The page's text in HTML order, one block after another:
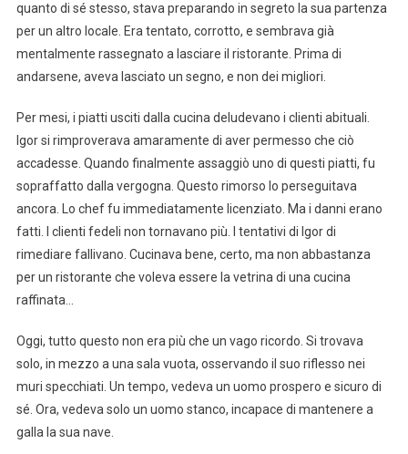
quanto di sé stesso, stava preparando in segreto la sua partenza
per un altro locale. Era tentato, corrotto, e sembrava già
mentalmente rassegnato a lasciare il ristorante. Prima di
andarsene, aveva lasciato un segno, e non dei migliori.
Per mesi, i piatti usciti dalla cucina deludevano i clienti abituali.
Igor si rimproverava amaramente di aver permesso che ciò
accadesse. Quando finalmente assaggiò uno di questi piatti, fu
sopraffatto dalla vergogna. Questo rimorso lo perseguitava
ancora. Lo chef fu immediatamente licenziato. Ma i danni erano
fatti. I clienti fedeli non tornavano più. I tentativi di Igor di
rimediare fallivano. Cucinava bene, certo, ma non abbastanza
per un ristorante che voleva essere la vetrina di una cucina
raffinata…
Oggi, tutto questo non era più che un vago ricordo. Si trovava
solo, in mezzo a una sala vuota, osservando il suo riflesso nei
muri specchiati. Un tempo, vedeva un uomo prospero e sicuro di
sé. Ora, vedeva solo un uomo stanco, incapace di mantenere a
galla la sua nave.